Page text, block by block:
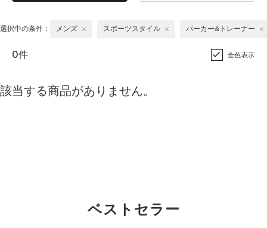
選択中の条件： メンズ スポーツスタイル パーカー&トレーナー
0件 全色表示
該当する商品がありません。
ベストセラー